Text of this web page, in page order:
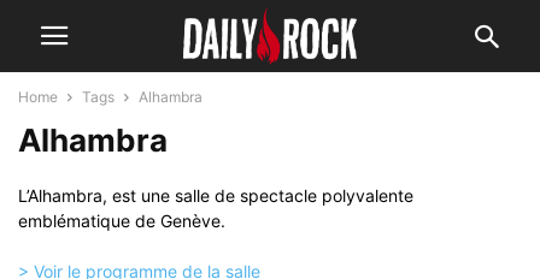
Home Tags Alhambra
Alhambra
L’Alhambra, est une salle de spectacle polyvalente
emblématique de Genève.
> Voir le programme de la salle